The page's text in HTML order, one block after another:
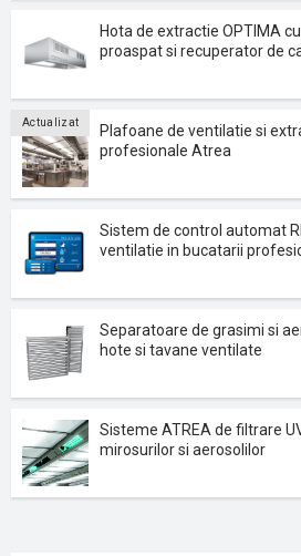
Hota de extractie OPTIMA
proaspat si recuperator de
Actualizat
Plafoane de ventilatie si
profesionale Atrea
Sistem de control automat
ventilatie in bucatarii
Separatoare de grasimi si
hote si tavane ventilate
Sisteme ATREA de filtrare
mirosurilor si aerosolilor